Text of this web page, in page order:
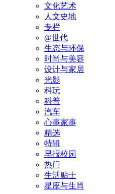
文化艺术
人文史地
专栏
@世代
生态与环保
时尚与美容
设计与家居
光影
科玩
科普
汽车
心事家事
精选
特辑
早报校园
热门
生活贴士
星座与生肖